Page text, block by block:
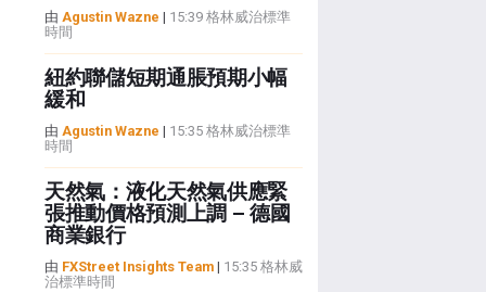
由 Agustin Wazne | 15:39 格林威治標準
時間
紐約聯儲短期通脹預期小幅
緩和
由 Agustin Wazne | 15:35 格林威治標準
時間
天然氣：液化天然氣供應緊
張推動價格預測上調 – 德國
商業銀行
由 FXStreet Insights Team| 15:35 格林威
治標準時間